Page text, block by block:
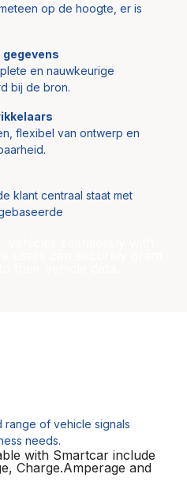
op de hoogte, er is
en nauwkeurige
bij de bron.
flexibel van ontwerp en
klant centraal staat met
range of vehicle signals
needs.